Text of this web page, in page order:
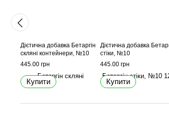
Дієтична добавка Бетаргін
скляні контейнери, №10
445.00 грн
Купити
Дієтична добавка
стіки, №10
445.00 грн
Купити